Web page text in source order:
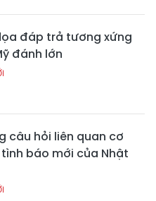
đáp trả tương xứng
đánh lớn
câu hỏi liên quan cơ
báo mới của Nhật